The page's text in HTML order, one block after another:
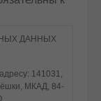
ДАННЫХ
141031,
МКАД, 84-